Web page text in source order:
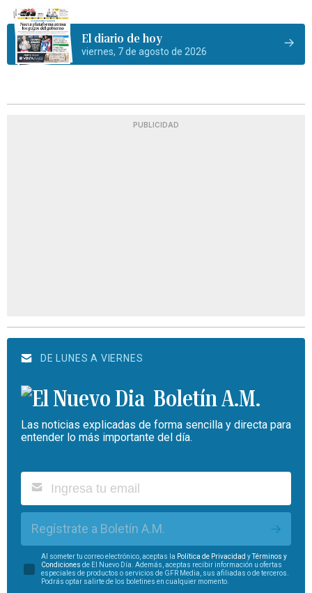
El diario de hoy
viernes, 7 de agosto de 2026
PUBLICIDAD
DE LUNES A VIERNES
Boletín A.M.
Las noticias explicadas de forma sencilla y directa para
entender lo más importante del día.
Regístrate a Boletín A.M.
Al someter tu correo electrónico, aceptas la Política de Privacidad y
Términos y
Condiciones de El Nuevo Día. Además, aceptas recibir información u ofertas
especiales de productos o servicios de GFR Media, sus afiliadas o de terceros.
Podrás optar salirte de los boletines en cualquier momento.